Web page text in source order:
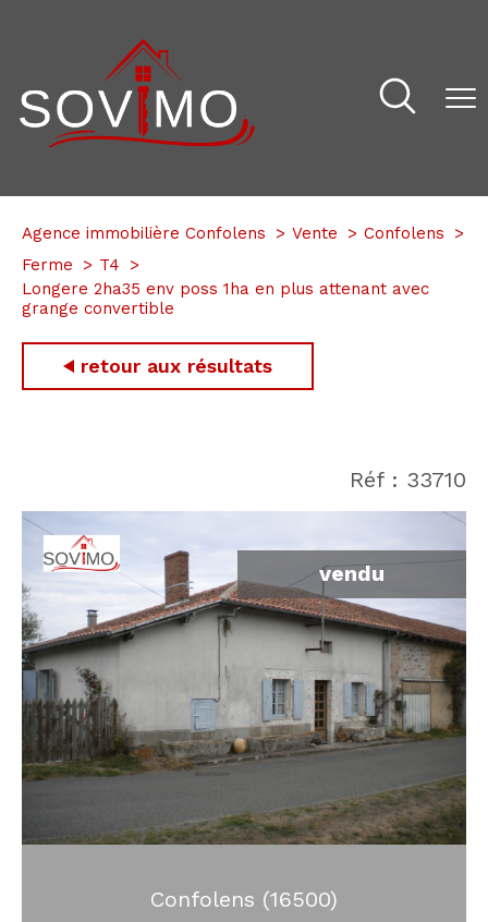
Agence immobilière Confolens Vente
Confolens
Ferme
T4
Longere 2ha35 env poss 1ha en plus attenant avec
grange convertible
retour aux résultats
Réf : 33710
vendu
Confolens (16500)